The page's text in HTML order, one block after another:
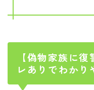
【偽物家族に
レありでわかり